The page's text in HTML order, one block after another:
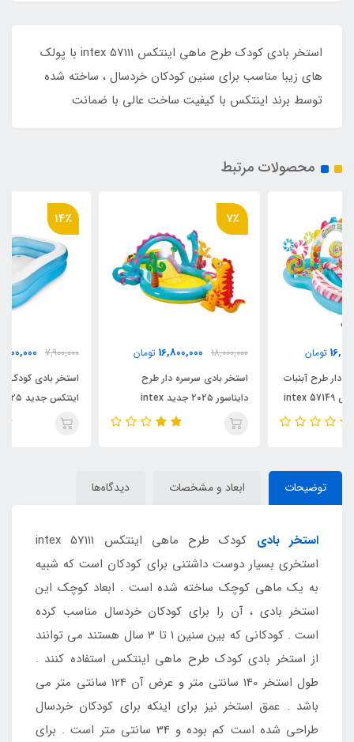
استخر بادی کودک طرح ماهی اینتکس intex 57111 با پولک
های زیبا مناسب برای سنین کودکان خردسال ، ساخته شده
توسط برند اینتکس با کیفیت ساخت عالی با ضمانت
محصولات مرتبط
18,000,000
16,800,000 تومان
استخر بادی سرسره دار طرح
دایناسور ۲۰۲۵ جدید intex
57135
7,900,000
6,800,000 تومان
استخر بادی کودک سایز بزرگ
اینتکس جدید ۲۰۲۵ کد intex
57180
توضیحات ابعاد و مشخصات دیدگاه‌ها
استخر بادی
کودک طرح ماهی اینتکس intex 57111
استخری بسیار دوست داشتنی برای کودکان است که شبیه
به یک ماهی کوچک ساخته شده است . ابعاد کوچک این
استخر بادی ، آن را برای کودکان خردسال مناسب کرده
است . کودکانی که بین سنین 1 تا 3 سال هستند می توانند
از استخر بادی کودک طرح ماهی اینتکس استفاده کنند .
طول استخر 140 سانتی متر و عرض آن 124 سانتی متر می
باشد . عمق استخر نیز برای اینکه برای کودکان خردسال
طراحی شده است کم بوده و 34 سانتی متر است . برای